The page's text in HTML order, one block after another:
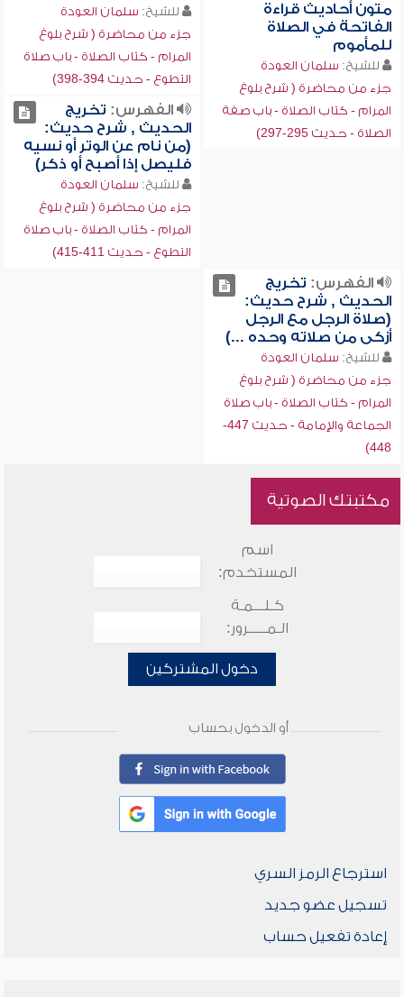
متون أحاديث قراءة
الفاتحة في الصلاة
للمأموم
للشيخ: سلمان العودة
جزء من محاضرة ( شرح بلوغ
المرام - كتاب الصلاة - باب صفة
الصلاة - حديث 295-297)
للشيخ: سلمان العودة
جزء من محاضرة ( شرح بلوغ
المرام - كتاب الصلاة - باب صلاة
التطوع - حديث 394-398)
الفهرس: تخريج
الحديث , شرح حديث:
(من نام عن الوتر أو نسيه
فليصل إذا أصبح أو ذكر)
للشيخ: سلمان العودة
جزء من محاضرة ( شرح بلوغ
المرام - كتاب الصلاة - باب صلاة
التطوع - حديث 411-415)
الفهرس: تخريج
الحديث , شرح حديث:
(صلاة الرجل مع الرجل
أزكى من صلاته وحده ...)
للشيخ: سلمان العودة
جزء من محاضرة ( شرح بلوغ
المرام - كتاب الصلاة - باب صلاة
الجماعة والإمامة - حديث 447-
448)
مكتبتك الصوتية
اسم
المستخدم:
كـلـــمـة
الـمـــــرور:
دخول المشتركين
أو الدخول بحساب
استرجاع الرمز السري
تسجيل عضو جديد
إعادة تفعيل حساب